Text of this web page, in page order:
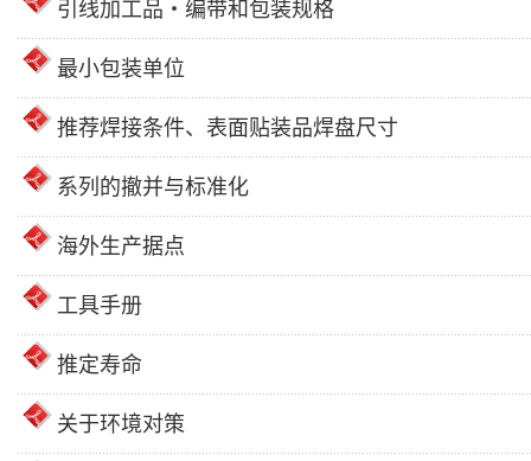
引线加工品・编带和包装规格
最小包装单位
推荐焊接条件、表面贴装品焊盘尺寸
系列的撤并与标准化
海外生产据点
工具手册
推定寿命
关于环境对策